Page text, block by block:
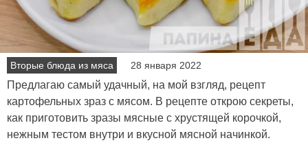
Вторые блюда из мяса 28 января 2022
Предлагаю самый удачный, на мой взгляд, рецепт
картофельных зраз с мясом. В рецепте открою секреты,
как приготовить зразы мясные с хрустящей корочкой,
нежным тестом внутри и вкусной мясной начинкой.